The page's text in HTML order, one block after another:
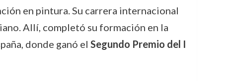
en pintura. Su carrera internacional
Allí, completó su formación en la
donde ganó el Segundo Premio del I